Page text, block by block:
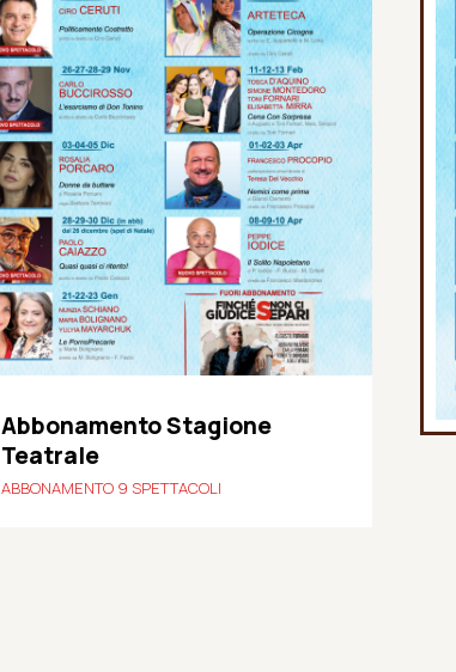
Abbonamento Stagione
Teatrale
ABBONAMENTO 9 SPETTACOLI